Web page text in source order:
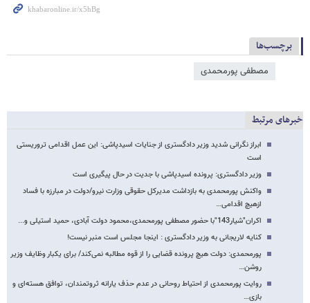
برچسب‌ها
مصطفی پورمحمدی
خبرهای مرتبط
ابراز نگرانی شدید وزیر دادگستری از جنایات اسیدپاشی: این عمل اقدامی تروریستی
است
وزیر دادگستری: پرونده اسیدپاشی با جدیت در حال پیگیری است
واکنش پورمحمدی به بازداشت مدیرکل حقوقی وزارت نیرو/دولت در مبارزه با فساد
ازهیچ اقدامی…
اکران"شیار143"با حضور مصطفی پورمحمدی،محمود دولت آبادی، حمید استیلی و...
کنایه لاریجانی به وزیر دادگستری : اینجا مجلس است منبر نیست!
پورمحمدی: دولت هیچ پرونده قضایی را از قوه مطالبه نمی‌کند/ برای یکبار وظایف وزیر
روشن…
روایت پورمحمدی از احتیاط روحانی در عدم حذف یارانه ثروتمندان، توافق هسته‌ای و
بازی…